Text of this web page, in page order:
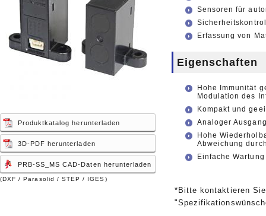
Produktkatalog herunterladen
3D-PDF herunterladen
PRB-SS_MS CAD-Daten herunterladen
(DXF / Parasolid / STEP / IGES)
Sensoren für
Erfassung von
Eigenschaften
Hohe Immunität
Modulation des
Kompakt und
Analoger
Hohe
Abweichung
Einfache
*Bitte kontaktieren